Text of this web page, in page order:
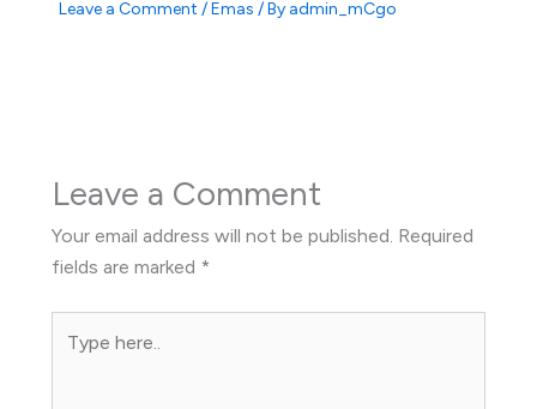
Leave a Comment /Emas / By admin_mCgo
Leave a Comment
Your email address will not be published. Required
fields are marked *
here..